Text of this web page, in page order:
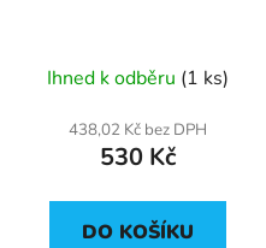
Ihned k odběru (1 ks)
438,02 Kč bez DPH
530 Kč
DO KOŠÍKU